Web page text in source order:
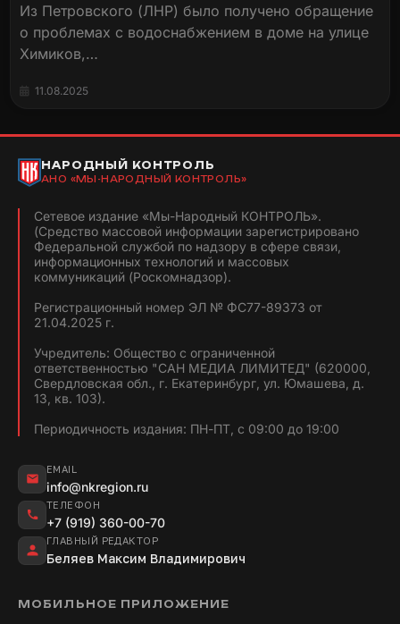
Из Петровского (ЛНР) было получено обращение
о проблемах с водоснабжением в доме на улице
Химиков,…
11.08.2025
НАРОДНЫЙ КОНТРОЛЬ
АНО «МЫ-НАРОДНЫЙ КОНТРОЛЬ»
Сетевое издание «Мы-Народный КОНТРОЛЬ».
(Средство массовой информации зарегистрировано
Федеральной службой по надзору в сфере связи,
информационных технологий и массовых
коммуникаций (Роскомнадзор).
Регистрационный номер ЭЛ № ФС77-89373 от
21.04.2025 г.
Учредитель: Общество с ограниченной
ответственностью "САН МЕДИА ЛИМИТЕД" (620000,
Свердловская обл., г. Екатеринбург, ул. Юмашева, д.
13, кв. 103).
Периодичность издания: ПН-ПТ, с 09:00 до 19:00
EMAIL
info@nkregion.ru
ТЕЛЕФОН
+7 (919) 360-00-70
ГЛАВНЫЙ РЕДАКТОР
Беляев Максим Владимирович
МОБИЛЬНОЕ ПРИЛОЖЕНИЕ